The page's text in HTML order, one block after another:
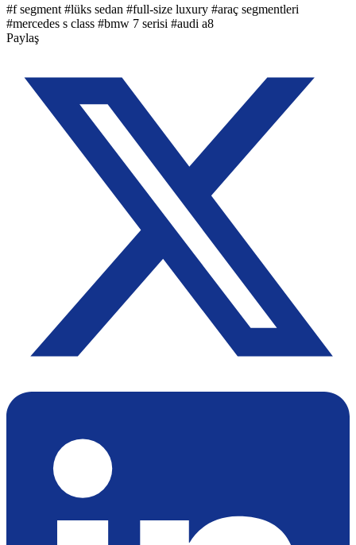
#f segment #lüks sedan #full-size luxury #araç segmentleri
#mercedes s class #bmw 7 serisi #audi a8
Paylaş